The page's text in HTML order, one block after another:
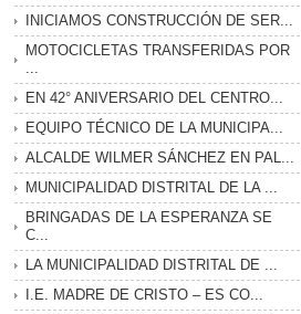
INICIAMOS CONSTRUCCIÓN DE SER...
MOTOCICLETAS TRANSFERIDAS POR
EN 42° ANIVERSARIO DEL CENTRO...
EQUIPO TÉCNICO DE LA MUNICIPA...
ALCALDE WILMER SÁNCHEZ EN PAL...
MUNICIPALIDAD DISTRITAL DE LA ...
BRINGADAS DE LA ESPERANZA SE
C...
LA MUNICIPALIDAD DISTRITAL DE ...
I.E. MADRE DE CRISTO – ES CO...